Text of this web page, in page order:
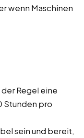
wenn Maschinen
Regel eine
Stunden pro
sein und bereit,